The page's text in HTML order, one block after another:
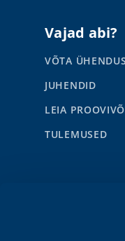
Vajad abi?
VÕTA
JUHENDID
LEIA
TULEMUSED